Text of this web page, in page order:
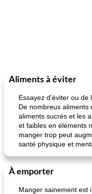
Aliments à éviter
Essayez d'éviter ou de
De nombreux aliments
aliments sucrés et les
et faibles en éléments
manger trop peut
santé physique et
À emporter
Manger sainement est